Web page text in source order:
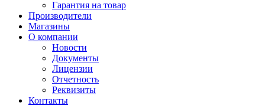
Гарантия на товар
Производители
Магазины
О компании
Новости
Документы
Лицензии
Отчетность
Реквизиты
Контакты